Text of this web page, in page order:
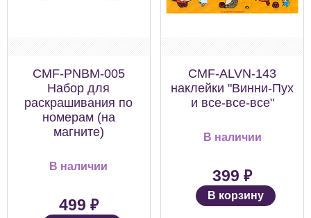
CMF-PNBM-005
Набор для
раскрашивания по
номерам (на
магните)
В наличии
499 ₽
CMF-ALVN-143
наклейки "Винни-Пух
и все-все-все"
В наличии
399 ₽
В корзину